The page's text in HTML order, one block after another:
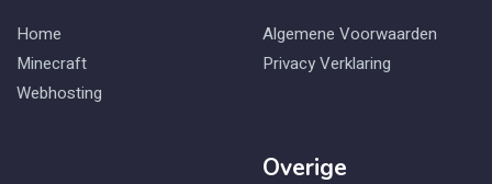
Home
Minecraft
Webhosting
Algemene Voorwaarden
Privacy Verklaring
Overige